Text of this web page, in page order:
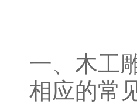
一、木工
相应的常